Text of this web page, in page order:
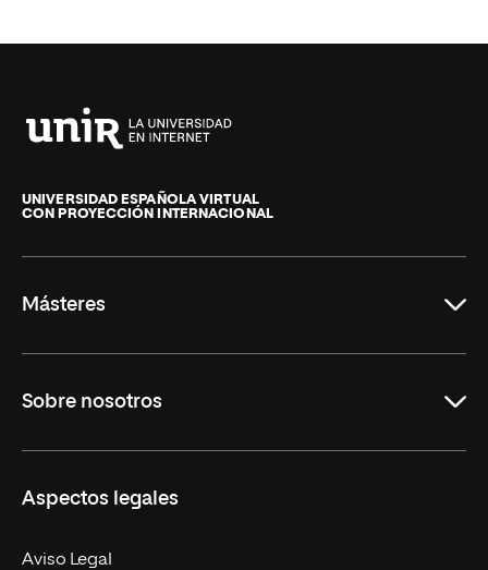
de
La
UNIVERSIDAD ESPAÑOLA VIRTUAL
CON PROYECCIÓN INTERNACIONAL
Másteres
Derecho
Empresa
MBA
Sobre nosotros
Nuestro Equipo
Contacto
Aspectos legales
Aviso Legal